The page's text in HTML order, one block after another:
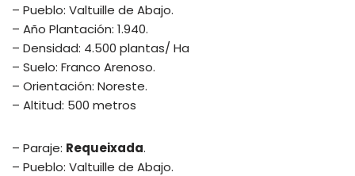
– Pueblo: Valtuille de Abajo.
– Año Plantación: 1.940.
– Densidad: 4.500 plantas/ Ha
– Suelo: Franco Arenoso.
– Orientación: Noreste.
– Altitud: 500 metros
– Paraje: Requeixada.
– Pueblo: Valtuille de Abajo.